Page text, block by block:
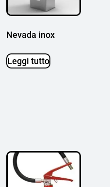
Nevada inox
Leggi tutto